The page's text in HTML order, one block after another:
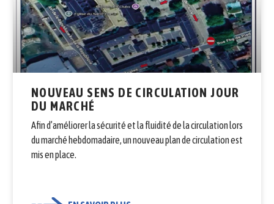
NOUVEAU SENS DE CIRCULATION JOUR
DU MARCHÉ
Afin d’améliorer la sécurité et la fluidité de la circulation lors
du marché hebdomadaire, un nouveau plan de circulation est
mis en place.